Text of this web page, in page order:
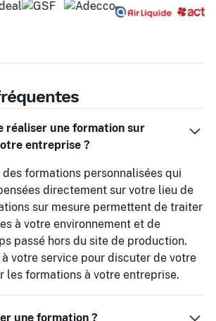
réaliser une formation sur
entreprise ?
des formations personnalisées qui
directement sur votre lieu de
sur mesure permettent de traiter
à votre environnement et de
passé hors du site de production.
votre service pour discuter de votre
les formations à votre entreprise.
une formation ?